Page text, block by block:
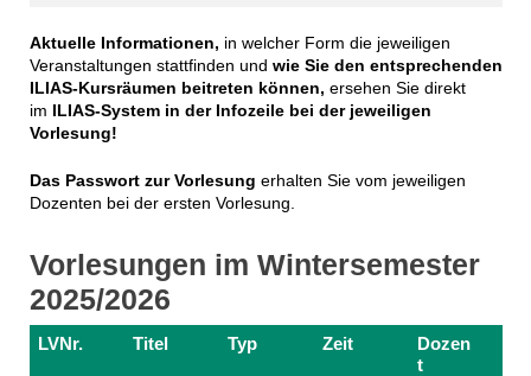
Aktuelle Informationen, in welcher Form die jeweiligen
Veranstaltungen stattfinden und wie Sie den entsprechenden
ILIAS-Kursräumen beitreten können, ersehen Sie direkt
im ILIAS-System in der Infozeile bei der jeweiligen
Vorlesung!
Das Passwort zur Vorlesung erhalten Sie vom jeweiligen
Dozenten bei der ersten Vorlesung.
Vorlesungen im Wintersemester
2025/2026
LVNr. Titel Typ Zeit
Dozen
t